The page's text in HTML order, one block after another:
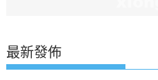
最新發佈